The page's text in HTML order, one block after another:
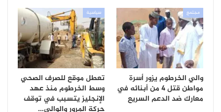
مجتمع
والي الخرطوم يزور أسرة
مواطن قتل 4 من أبنائه في
معارك ضد الدعم السريع
سياسية
تعطل موقع للصرف الصحي
وسط الخرطوم منذ عهد
الإنجليز يتسبب في توقف
حركة المرور والوالي…